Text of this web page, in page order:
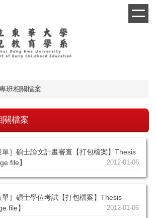
班相關檔案
關檔案
單］碩士論文計畫審查【打包檔案】Thesis
file】
2012-01-06
單］碩士學位考試【打包檔案】Thesis
file】
2012-01-06